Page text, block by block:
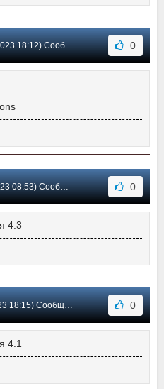
Сообщение #11 0
Сообщение #10 0
4.3
Сообщение #9 0
4.1